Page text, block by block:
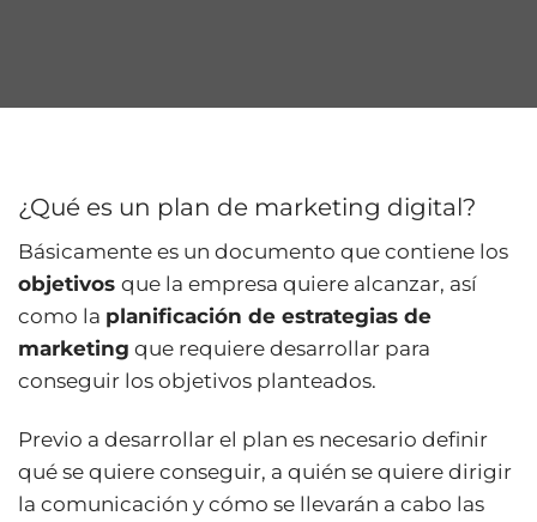
¿Qué es un plan de marketing digital?
Básicamente es un documento que contiene los
objetivos que la empresa quiere alcanzar, así
como la planificación de estrategias de
marketing que requiere desarrollar para
conseguir los objetivos planteados.
Previo a desarrollar el plan es necesario definir
qué se quiere conseguir, a quién se quiere dirigir
la comunicación y cómo se llevarán a cabo las